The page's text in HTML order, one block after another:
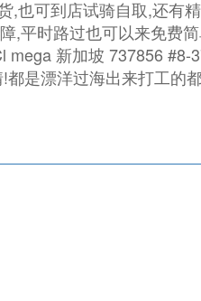
也可到店试骑自取,还有
,平时路过也可以来免费
新加坡 737856
是漂洋过海出来打工的